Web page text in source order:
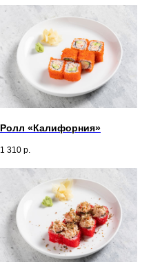
Ролл «Калифорния»
1 310 р.